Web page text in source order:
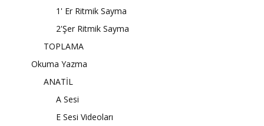
1' Er Ritmik Sayma
2'Şer Ritmik Sayma
TOPLAMA
Okuma Yazma
ANATİL
A Sesi
E Sesi Videoları